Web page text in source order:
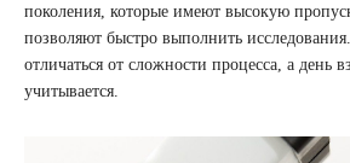
поколения, которые имеют высокую
позволяют быстро выполнить
отличаться от сложности процесса, а день
учитывается.